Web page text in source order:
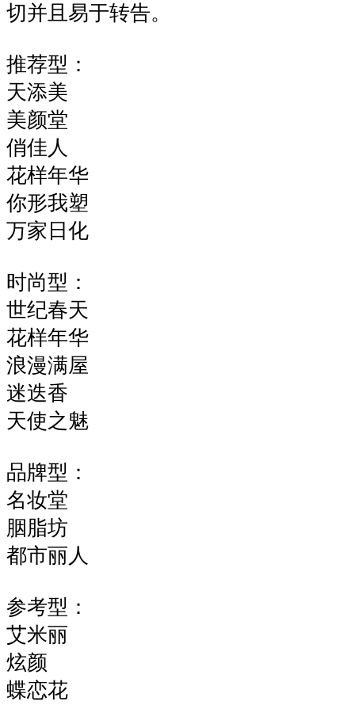
切并且易于转告。
推荐型：
天添美
美颜堂
俏佳人
花样年华
你形我塑
万家日化
时尚型：
世纪春天
花样年华
浪漫满屋
迷迭香
天使之魅
品牌型：
名妆堂
胭脂坊
都市丽人
参考型：
艾米丽
炫颜
蝶恋花